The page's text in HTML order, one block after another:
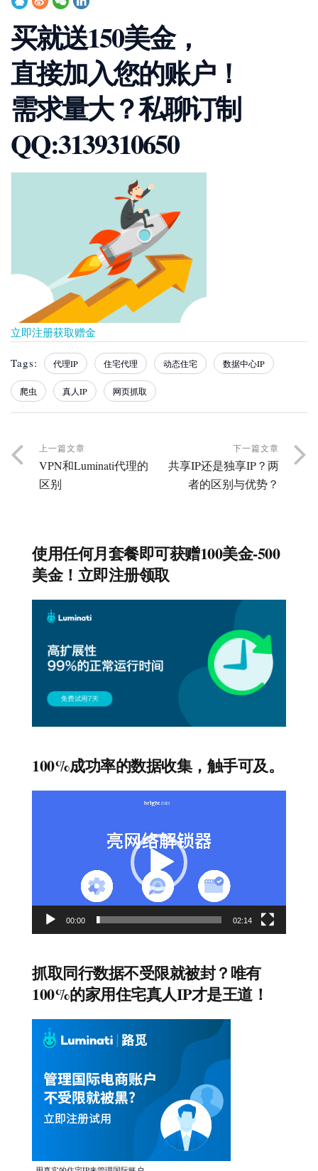
买就送150美金，
直接加入您的账户！
需求量大？私聊订制
QQ:3139310650
立即注册获取赠金
Tags: 代理IP 住宅代理 动态住宅 数据中心IP
爬虫 真人IP 网页抓取
上一篇文章
VPN和Luminati代理的
区别
下一篇文章
共享IP还是独享IP？两
者的区别与优势？
使用任何月套餐即可获赠100美金-500
美金！立即注册领取
100%成功率的数据收集，触手可及。
00:00 02:14
抓取同行数据不受限就被封？唯有
100%的家用住宅真人IP才是王道！